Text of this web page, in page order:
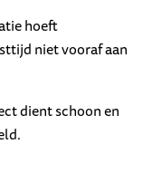
hoeft
niet vooraf aan
dient schoon en